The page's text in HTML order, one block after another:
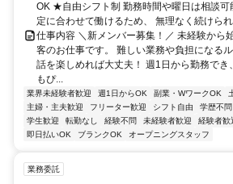
OK ★自由シフト制 勤務時間や曜日は相談可
定に合わせて働けるため、 無理なく続けら
仕事内容 ＼新メンバー募集！／ 未経験から
客のお仕事です。 難しい業務や負担になる
話を楽しめれば大丈夫！ 週1日から勤務でき
もぴ...
業界未経験者歓迎 週1日からOK 副業・WワークOK
主婦・主夫歓迎
フリーター歓迎 シフト自由 学歴不問
学生歓迎
転勤なし 経験不問 未経験者歓迎 経験者歓
即日払いOK
ブランクOK オープニングスタッフ
業務委託